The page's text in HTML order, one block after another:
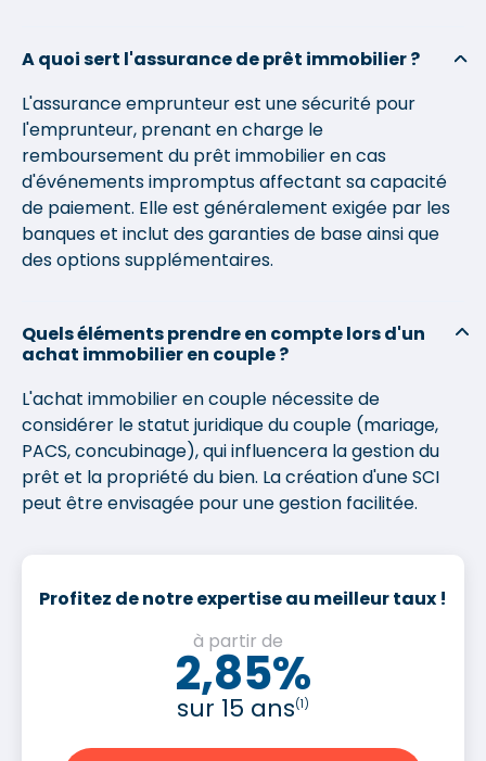
A quoi sert l'assurance de prêt immobilier ?
L'assurance emprunteur est une sécurité pour
l'emprunteur, prenant en charge le
remboursement du prêt immobilier en cas
d'événements impromptus affectant sa capacité
de paiement. Elle est généralement exigée par les
banques et inclut des garanties de base ainsi que
des options supplémentaires.
Quels éléments prendre en compte lors d'un
achat immobilier en couple ?
L'achat immobilier en couple nécessite de
considérer le statut juridique du couple (mariage,
PACS, concubinage), qui influencera la gestion du
prêt et la propriété du bien. La création d'une SCI
peut être envisagée pour une gestion facilitée.
Profitez de notre expertise au meilleur taux !
à partir de
2,85%
sur 15 ans(1)